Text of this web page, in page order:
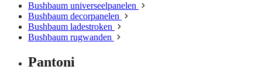
Bushbaum universeelpanelen
Bushbaum decorpanelen
Bushbaum ladestroken
Bushbaum rugwanden
Pantoni